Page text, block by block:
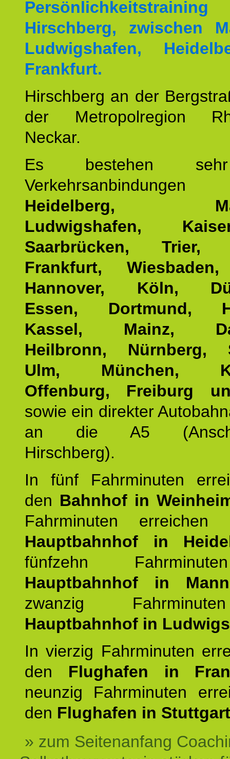
Hirschberg, zwischen
Ludwigshafen,
Frankfurt.
Hirschberg an der
der Metropolregion
Neckar.
Es bestehen
Heidelberg,
Ludwigshafen,
Saarbrücken, Trier,
Frankfurt,
Hannover, Köln,
Essen, Dortmund,
Kassel, Mainz,
Heilbronn, Nürnberg,
Ulm, München,
Offenburg, Freiburg
sowie ein direkter
an die A5
Hirschberg).
In fünf Fahrminuten
den Bahnhof in
Fahrminuten
Hauptbahnhof in
fünfzehn
Hauptbahnhof in
zwanzig
Hauptbahnhof in
In vierzig Fahrminuten
den Flughafen in
neunzig Fahrminuten
den Flughafen in
» zum Seitenanfang